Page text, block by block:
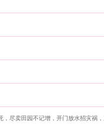
尽卖田园不记增，开门放水招灾祸